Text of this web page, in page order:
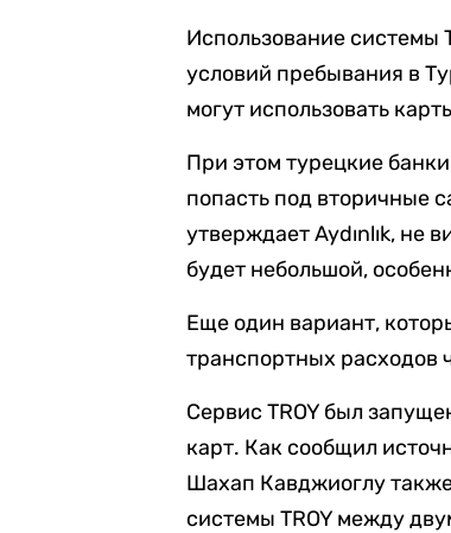
Использование системы
условий пребывания в
могут использовать
При этом турецкие
попасть под вторичные
утверждает Aydınlık, не
будет небольшой,
Еще один вариант,
транспортных расходов
Сервис TROY был
карт. Как сообщил
Шахап Кавджиоглу
системы TROY между